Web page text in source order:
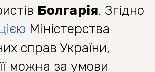
Болгарія. Згідно
Міністерства
справ України,
можна за умови